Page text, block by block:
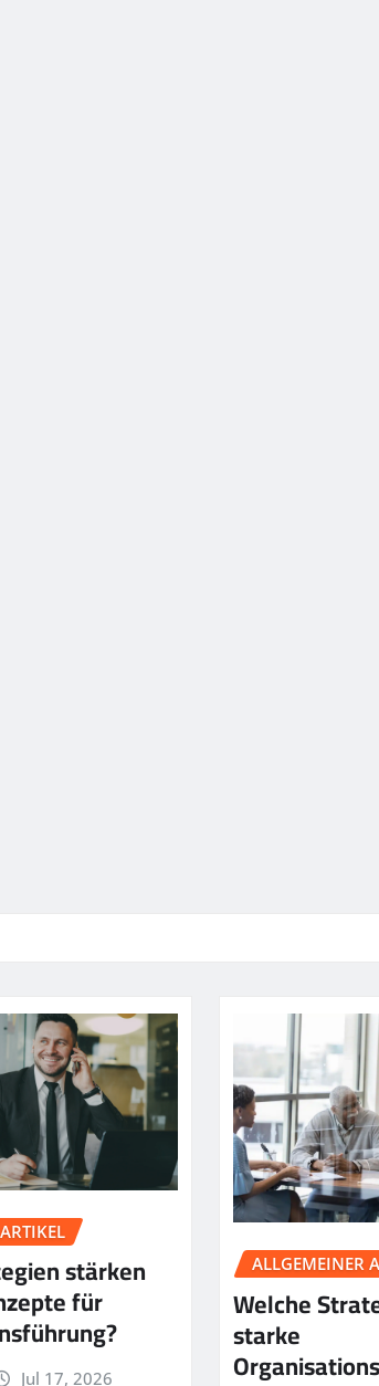
stärken
für
Jul 17, 2026
ALLGEMEINER
Welche
starke